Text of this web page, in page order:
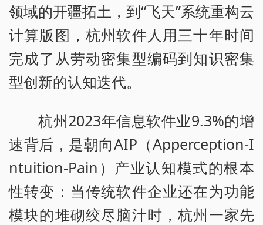
领域的开疆拓土，到“飞天”系统重构云
计算版图，杭州软件人用三十年时间
完成了从劳动密集型编码到知识密集
型创新的认知迭代。
杭州2023年信息软件业9.3%的增
速背后，是朝向AIP（Apperception-I
ntuition-Pain）产业认知模式的根本
性转变：当传统软件企业还在为功能
模块的堆砌绞尽脑汁时，杭州一家先